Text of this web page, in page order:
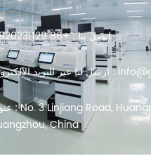
اتصل بنا :+86 15820231129
ارسل لنا عبر البريد الإلكتروني :
عنوان :No. 3 Linjiang Road,
China